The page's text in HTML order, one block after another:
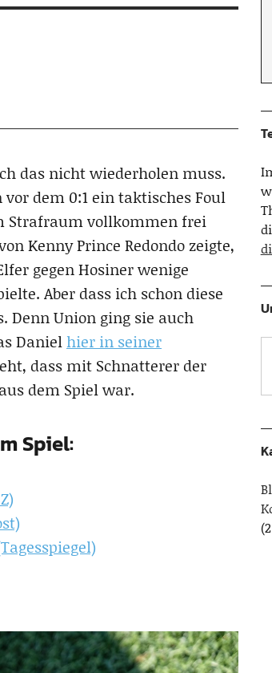
das nicht wiederholen muss.
dem 0:1 ein taktisches Foul
Strafraum vollkommen frei
Kenny Prince Redondo zeigte,
gegen Hosiner wenige
Aber dass ich schon diese
Denn Union ging sie auch
Danielhier in seiner
dass mit Schnatterer der
dem Spiel war.
Spiel: